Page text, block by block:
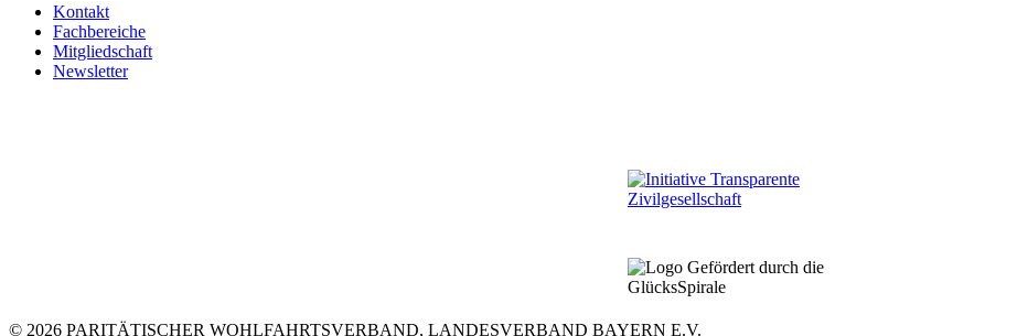
Kontakt
Fachbereiche
Mitgliedschaft
Newsletter
© 2026 PARITÄTISCHER WOHLFAHRTSVERBAND, LANDESVERBAND BAYERN E.V.